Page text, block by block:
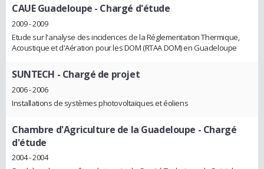
CAUE Guadeloupe - Chargé d'étude
2009 - 2009
Etude sur l'analyse des incidences de la Réglementation Thermique,
Acoustique et d'Aération pour les DOM (RTAA DOM) en Guadeloupe
SUNTECH - Chargé de projet
2006 - 2006
Installations de systèmes photovoltaïques et éoliens
Chambre d'Agriculture de la Guadeloupe - Chargé
d'étude
2004 - 2004